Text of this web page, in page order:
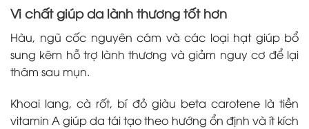
Vi chất giúp da lành thương tốt hơn
Hàu, ngũ cốc nguyên cám và các loại hạt giúp bổ
sung kẽm hỗ trợ lành thương và giảm nguy cơ để lại
thâm sau mụn.
Khoai lang, cà rốt, bí đỏ giàu beta carotene là tiền
vitamin A giúp da tái tạo theo hướng ổn định và ít kích